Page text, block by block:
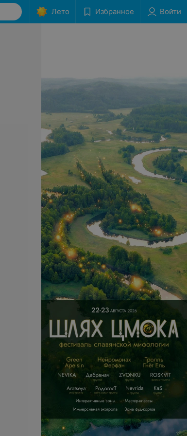
Лето Избранное Войти